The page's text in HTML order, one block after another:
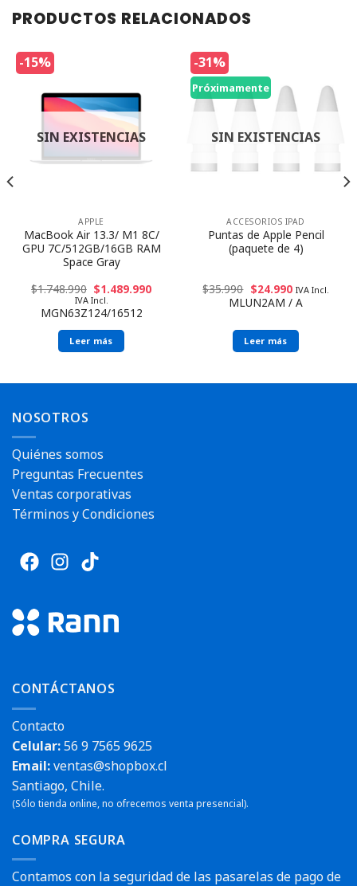
PRODUCTOS RELACIONADOS
-15%
SIN EXISTENCIAS
APPLE
MacBook Air 13.3/ M1 8C/
GPU 7C/512GB/16GB RAM
Space Gray
$1.748.990 $1.489.990
IVA Incl.
MGN63Z124/16512
Leer más
-31%
Próximamente
SIN EXISTENCIAS
ACCESORIOS IPAD
Puntas de Apple Pencil
(paquete de 4)
$35.990 $24.990 IVA Incl.
MLUN2AM / A
Leer más
NOSOTROS
Quiénes somos
Preguntas Frecuentes
Ventas corporativas
Términos y Condiciones
CONTÁCTANOS
Contacto
Celular:56 9 7565 9625
Email:ventas@shopbox.cl
Santiago, Chile.
(Sólo tienda online, no ofrecemos venta presencial).
COMPRA SEGURA
Contamos con la seguridad de las pasarelas de pago de